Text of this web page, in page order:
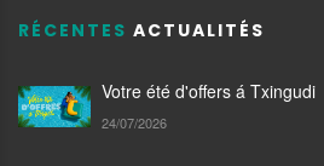
RÉCENTES ACTUALITÉS
Votre été d'offers á Txingudi
24/07/2026